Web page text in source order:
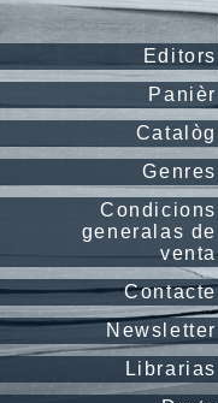
Editors
Panièr
Catalòg
Genres
Condicions
generalas de
venta
Contacte
Newsletter
Librarias